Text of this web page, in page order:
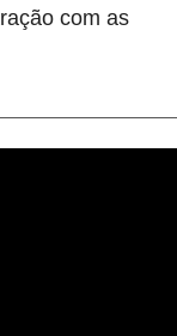
com as